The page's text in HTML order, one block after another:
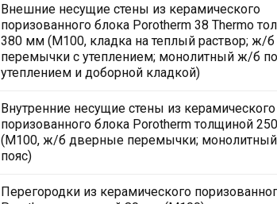
Внешние несущие стены из керамического
поризованного блока Porotherm 38 Thermo
380 мм (М100, кладка на теплый раствор; ж/
перемычки с утеплением; монолитный ж/б
утеплением и доборной кладкой)
Внутренние несущие стены из керамического
поризованного блока Porotherm толщиной
(М100, ж/б дверные перемычки;
пояс)
Перегородки из керамического